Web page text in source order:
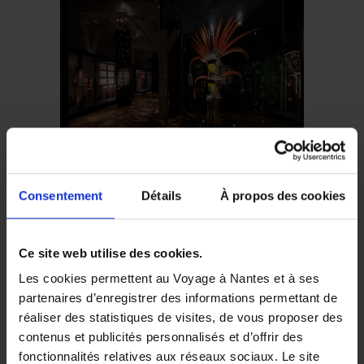
Consentement Détails À propos des cookies
Ce site web utilise des cookies.
Les cookies permettent au Voyage à Nantes et à ses
partenaires d’enregistrer des informations permettant de
réaliser des statistiques de visites, de vous proposer des
contenus et publicités personnalisés et d’offrir des
fonctionnalités relatives aux réseaux sociaux. Le site
EXPOSICIÓN
Amazonia
Del 15 de junio de 2019
2020